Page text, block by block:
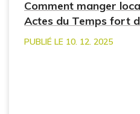
Comment manger
Actes du Temps fort
PUBLIÉ LE 10. 12. 2025